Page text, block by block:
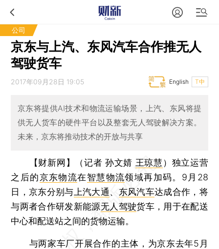
公司
京东与上汽、东风汽车合作推无人
驾驶货车
2017年09月28日 19:05 T中
English
京东将提供AI技术和物流运输场景，上汽、东风将提
供无人货车的硬件平台以及整套无人驾驶解决方案。
未来，京东将推动技术的开放与共享
【财新网】（记者 孙文婧 王琼慧 ） 独立运营
之后的京东物流在智慧物流领域再加码。9月28
日，京东分别与 上汽大通、 东风汽车达成合作，将
与两者合作研发新能源无人驾驶货车，用于在配送
中心和配送站之间的货物运输。
与两家车厂开展合作的主体，为京东去年5月